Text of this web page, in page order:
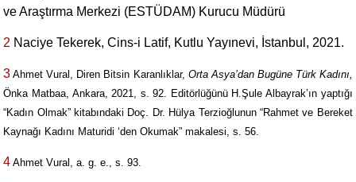
ve Araştırma Merkezi (ESTÜDAM) Kurucu Müdürü
2 Naciye Tekerek, Cins-i Latif, Kutlu Yayınevi, İstanbul, 2021.
3 Ahmet Vural, Diren Bitsin Karanlıklar, Orta Asya’dan Bugüne Türk Kadını,
Önka Matbaa, Ankara, 2021, s. 92. Editörlüğünü H.Şule Albayrak’ın yaptığı
“Kadın Olmak” kitabındaki Doç. Dr. Hülya Terzioğlunun “Rahmet ve Bereket
Kaynağı Kadını Maturidi ‘den Okumak” makalesi, s. 56.
4 Ahmet Vural, a. g. e., s. 93.